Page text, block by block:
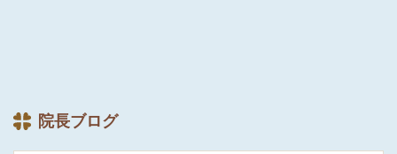
院長ブログ